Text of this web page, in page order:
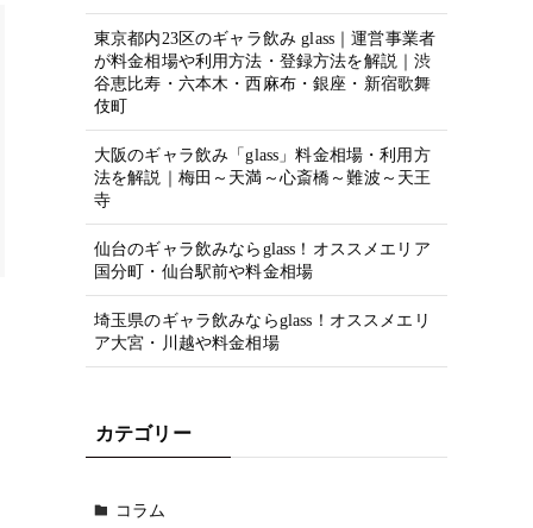
東京都内23区のギャラ飲み glass｜運営事業者
が料金相場や利用方法・登録方法を解説｜渋
谷恵比寿・六本木・西麻布・銀座・新宿歌舞
伎町
大阪のギャラ飲み「glass」料金相場・利用方
法を解説｜梅田～天満～心斎橋～難波～天王
寺
仙台のギャラ飲みならglass！オススメエリア
国分町・仙台駅前や料金相場
埼玉県のギャラ飲みならglass！オススメエリ
ア大宮・川越や料金相場
カテゴリー
コラム